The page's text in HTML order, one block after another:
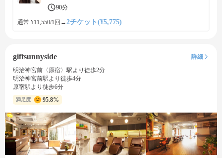
90分
通常 ¥11,550/1回 →2チケット(¥5,775)
giftsunnyside
詳細
明治神宮前〈原宿〉駅より徒歩2分
明治神宮前駅より徒歩4分
原宿駅より徒歩6分
満足度 95.8%